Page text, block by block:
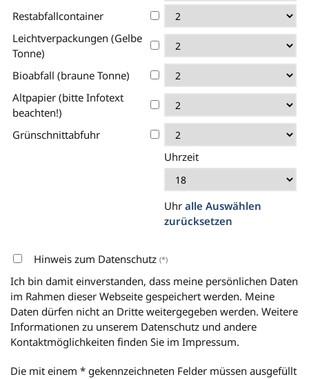
Restabfallcontainer
Leichtverpackungen (Gelbe
Tonne)
Bioabfall (braune Tonne)
Altpapier (bitte Infotext
beachten!)
Grünschnittabfuhr
Uhrzeit
Uhr alle Auswählen
zurücksetzen
Hinweis zum Datenschutz (*)
Ich bin damit einverstanden, dass meine persönlichen Daten
im Rahmen dieser Webseite gespeichert werden. Meine
Daten dürfen nicht an Dritte weitergegeben werden. Weitere
Informationen zu unserem Datenschutz und andere
Kontaktmöglichkeiten finden Sie im Impressum.
Die mit einem * gekennzeichneten Felder müssen ausgefüllt